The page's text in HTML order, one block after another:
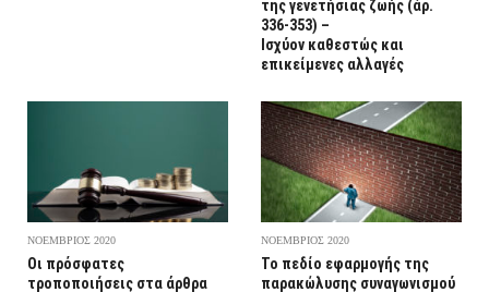
της γενετήσιας ζωής (άρ.
336-353) –
Ισχύον καθεστώς και
επικείμενες αλλαγές
ΝΟΕΜΒΡΙΟΣ 2020
Οι πρόσφατες
τροποποιήσεις στα άρθρα
ΝΟΕΜΒΡΙΟΣ 2020
Το πεδίο εφαρμογής της
παρακώλυσης συναγωνισμού